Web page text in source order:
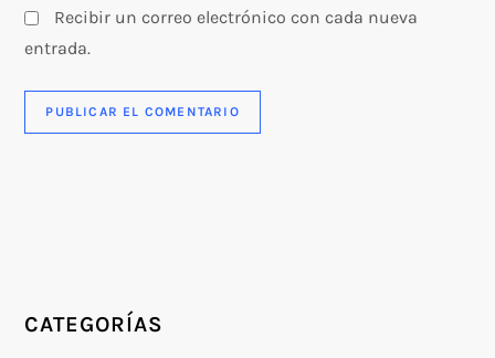
Recibir un correo electrónico con cada nueva
entrada.
CATEGORÍAS